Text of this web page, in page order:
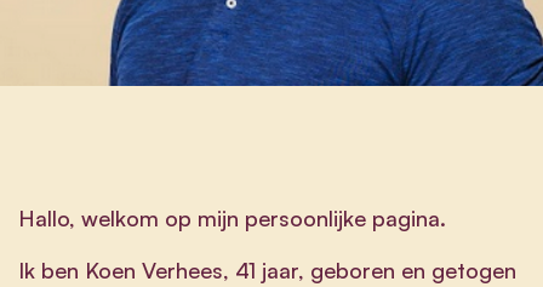
Hallo, welkom op mijn persoonlijke pagina.
Ik ben Koen Verhees, 41 jaar, geboren en getogen